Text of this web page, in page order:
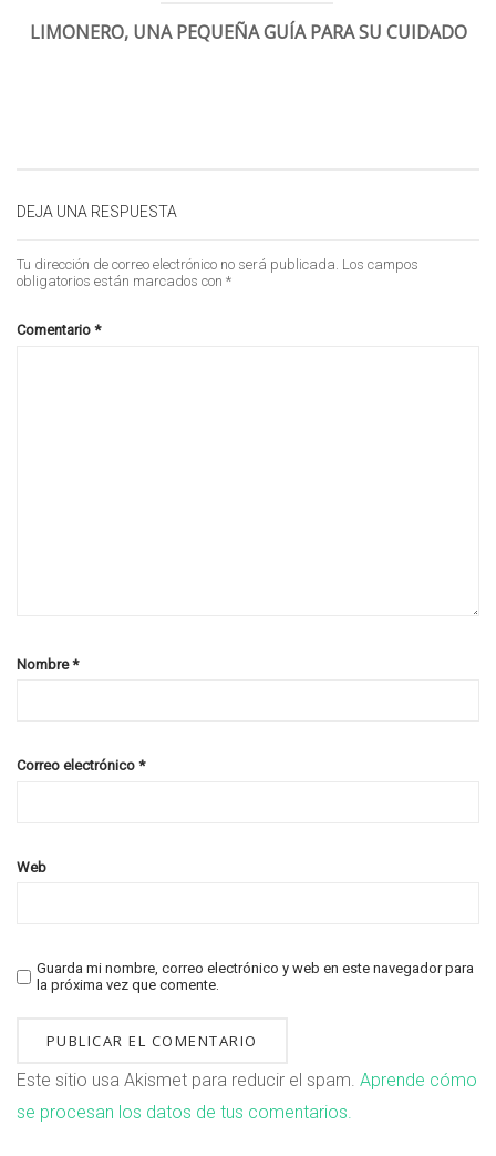
LIMONERO, UNA PEQUEÑA GUÍA PARA SU CUIDADO
DEJA UNA RESPUESTA
Tu dirección de correo electrónico no será publicada. Los campos
obligatorios están marcados con *
Comentario *
Nombre*
Correo electrónico *
Web
Guarda mi nombre, correo electrónico y web en este navegador para
la próxima vez que comente.
Este sitio usa Akismet para reducir el spam. Aprende cómo
se procesan los datos de tus comentarios.